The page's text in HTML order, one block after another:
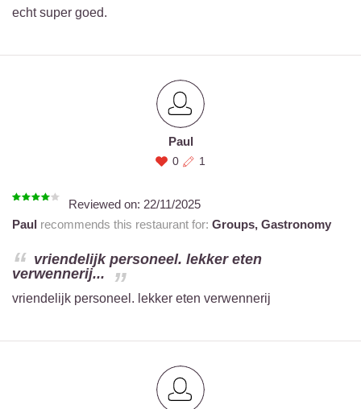
echt super goed.
Paul
0 1
Reviewed on: 22/11/2025
Paul recommends this restaurant for: Groups, Gastronomy
vriendelijk personeel. lekker eten
verwennerij...
vriendelijk personeel. lekker eten verwennerij